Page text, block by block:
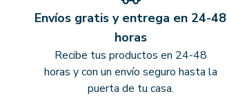
Envíos gratis y entrega en 24-48
horas
Recibe tus productos en 24-48
horas y con un envío seguro hasta la
puerta de tu casa.